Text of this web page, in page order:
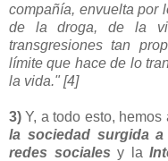
compañía, envuelta por
de la droga, de la
transgresionestan
límite que hace de lo
la vida." [4]
3)Y, a todo esto,
la sociedad surgida
redes socialesy la